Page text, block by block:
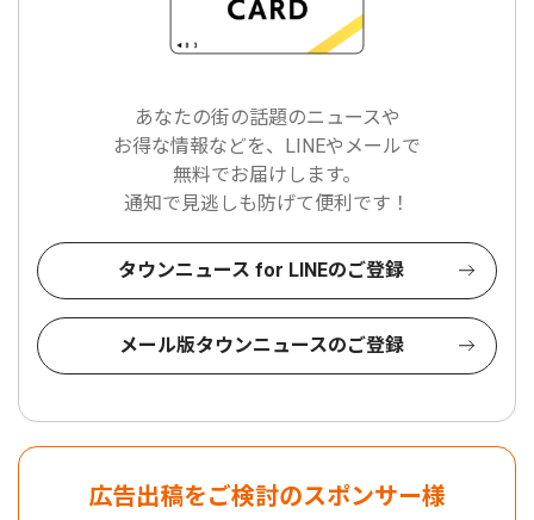
あなたの街の話題のニュースや
お得な情報などを、LINEやメールで
無料でお届けします。
通知で見逃しも防げて便利です！
タウンニュース for LINEのご登録
メール版タウンニュースのご登録
広告出稿をご検討のスポンサー様